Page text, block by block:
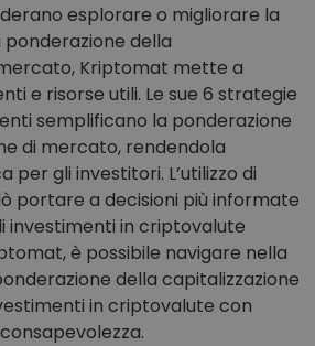
esplorare o migliorare la
della
Kriptomat mette a
e risorse utili. Le sue 6 strategie
semplificano la ponderazione
di mercato, rendendola
per gli investitori. L’utilizzo di
portare a decisioni più informate
investimenti in criptovalute
è possibile navigare nella
della capitalizzazione
in criptovalute con